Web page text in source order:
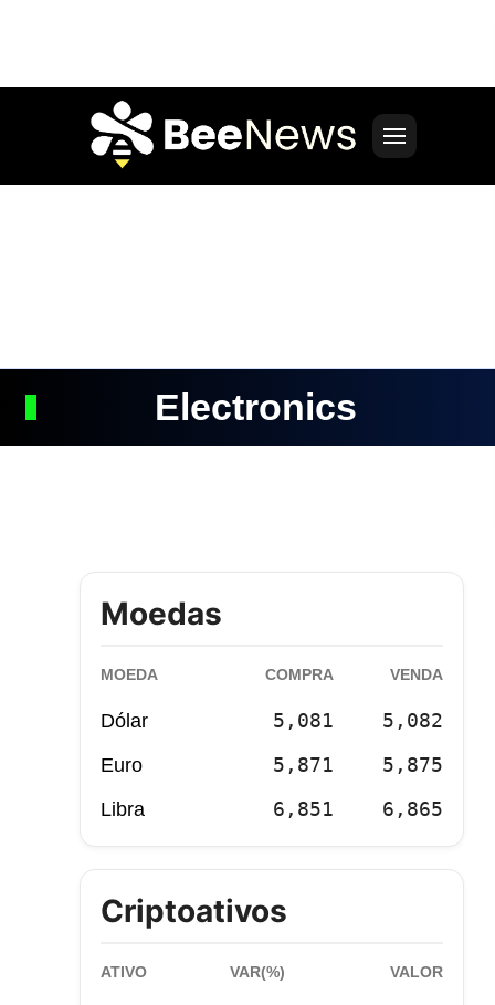
Electronics
Moedas
MOEDA COMPRA VENDA
Dólar 5,081 5,082
Euro 5,871 5,875
Libra 6,851 6,865
Criptoativos
ATIVO VAR(%) VALOR